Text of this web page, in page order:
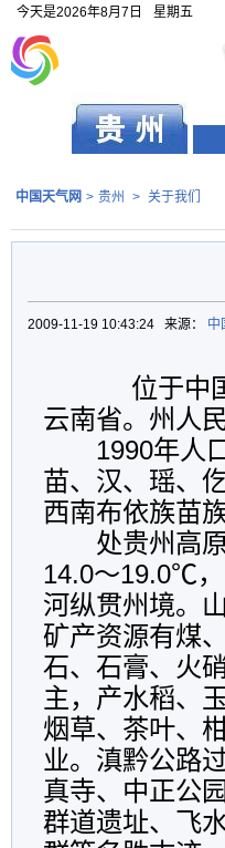
今天是2026年8月7日 星期五
中国天气网 > 贵州 > 关于我们
2009-11-19 10:43:24 来源： 中
位于中国
云南省。州人
1990年人口
苗、汉、瑶、
西南布依族苗
处贵州高原
14.0～19.0℃
河纵贯州境。
矿产资源有煤
石、石膏、火
主，产水稻、
烟草、茶叶、
业。滇黔公路
真寺、中正公
群道遗址、飞